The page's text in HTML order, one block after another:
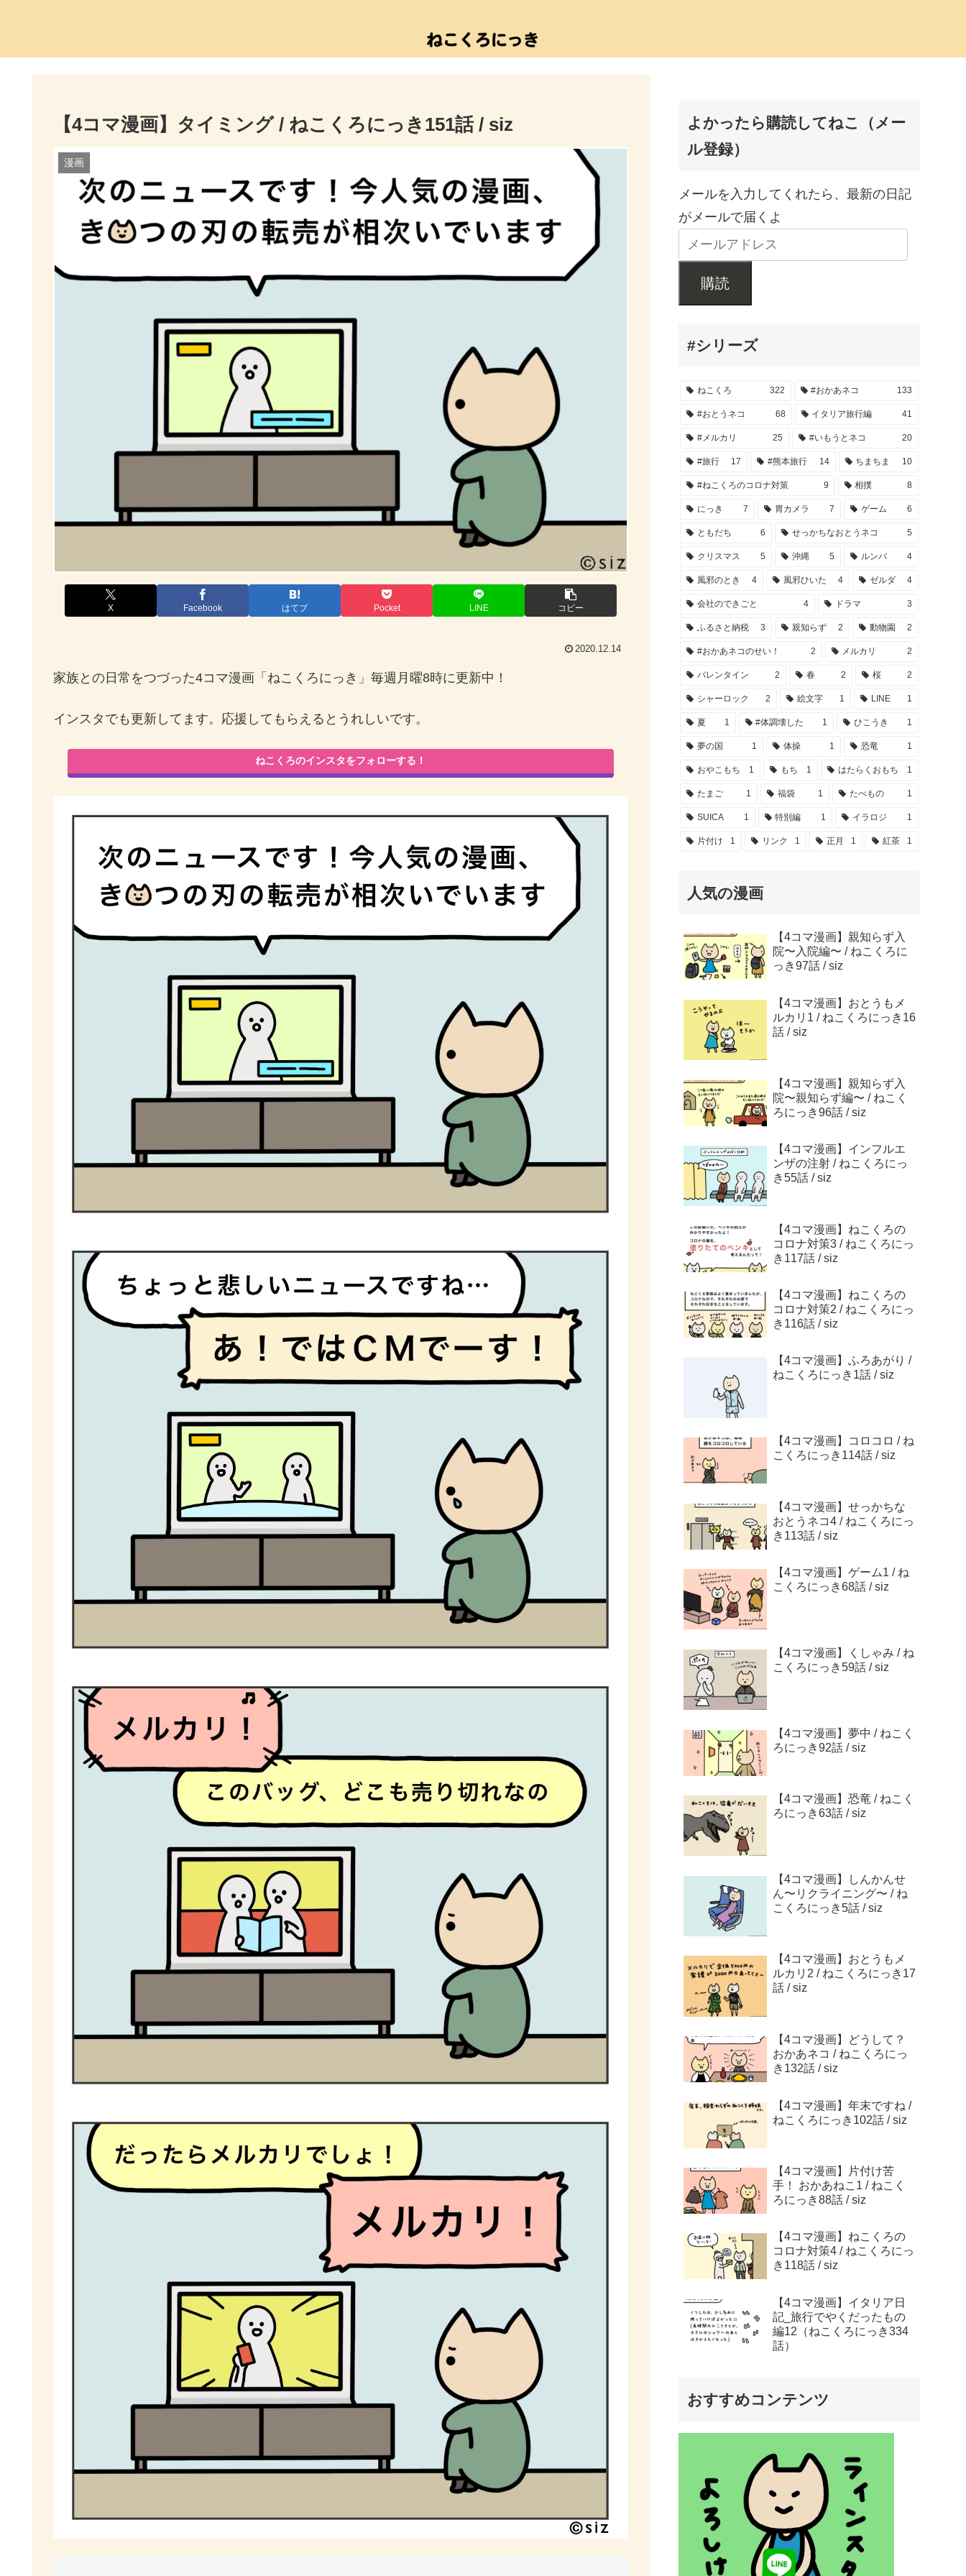
【4コマ漫画】タイミング / ねこくろにっき151話 / siz
漫画
X Facebook はてブ Pocket LINE コピー
2020.12.14
家族との日常をつづった4コマ漫画「ねこくろにっき」毎週月曜8時に更新中！
インスタでも更新してます。応援してもらえるとうれしいです。
ねこくろのインスタをフォローする！
よかったら購読してねこ（メー
ル登録）
メールを入力してくれたら、最新の日記
がメールで届くよ
購読
#シリーズ
ねこくろ 322 #おかあネコ 133
#おとうネコ 68 イタリア旅行編 41
#メルカリ 25 #いもうとネコ 20
#旅行 17 #熊本旅行 14 ちまちま 10
#ねこくろのコロナ対策 9 相撲 8
にっき 7 胃カメラ 7 ゲーム 6
ともだち 6 せっかちなおとうネコ 5
クリスマス 5 沖縄 5 ルンバ 4
風邪のとき 4 風邪ひいた 4 ゼルダ 4
会社のできごと 4 ドラマ 3
ふるさと納税 3 親知らず 2 動物園 2
#おかあネコのせい！ 2 メルカリ 2
バレンタイン 2 春 2 桜 2
シャーロック 2 絵文字 1 LINE 1
夏 1 #体調壊した 1 ひこうき 1
夢の国 1 体操 1 恐竜 1
おやこもち 1 もち 1 はたらくおもち 1
たまご 1 福袋 1 たべもの 1
SUICA 1 特別編 1 イラロジ 1
片付け 1 リンク 1 正月 1 紅茶 1
人気の漫画
【4コマ漫画】親知らず入
院〜入院編〜 / ねこくろに
っき97話 / siz
【4コマ漫画】おとうもメ
ルカリ1 / ねこくろにっき16
話 / siz
【4コマ漫画】親知らず入
院〜親知らず編〜 / ねこく
ろにっき96話 / siz
【4コマ漫画】インフルエ
ンザの注射 / ねこくろにっ
き55話 / siz
【4コマ漫画】ねこくろの
コロナ対策3 / ねこくろにっ
き117話 / siz
【4コマ漫画】ねこくろの
コロナ対策2 / ねこくろにっ
き116話 / siz
【4コマ漫画】ふろあがり /
ねこくろにっき1話 / siz
【4コマ漫画】コロコロ / ね
こくろにっき114話 / siz
【4コマ漫画】せっかちな
おとうネコ4 / ねこくろにっ
き113話 / siz
【4コマ漫画】ゲーム1 / ね
こくろにっき68話 / siz
【4コマ漫画】くしゃみ / ね
こくろにっき59話 / siz
【4コマ漫画】夢中 / ねこく
ろにっき92話 / siz
【4コマ漫画】恐竜 / ねこく
ろにっき63話 / siz
【4コマ漫画】しんかんせ
ん〜リクライニング〜 / ね
こくろにっき5話 / siz
【4コマ漫画】おとうもメ
ルカリ2 / ねこくろにっき17
話 / siz
【4コマ漫画】どうして？
おかあネコ / ねこくろにっ
き132話 / siz
【4コマ漫画】年末ですね /
ねこくろにっき102話 / siz
【4コマ漫画】片付け苦
手！ おかあねこ1 / ねこく
ろにっき88話 / siz
【4コマ漫画】ねこくろの
コロナ対策4 / ねこくろにっ
き118話 / siz
【4コマ漫画】イタリア日
記_旅行でやくだったもの
編12（ねこくろにっき334
話）
おすすめコンテンツ